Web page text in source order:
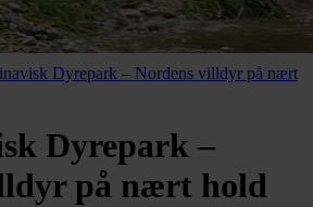
Dyrepark – Nordens villdyr på nært
Dyrepark –
på nært hold